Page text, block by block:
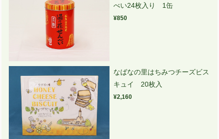
べい24枚入り 1缶
¥850
なばなの里はちみつチーズビス
キュイ 20枚入
¥2,160